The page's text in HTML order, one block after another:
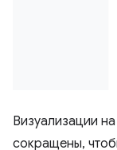
Визуализации
сокращены,